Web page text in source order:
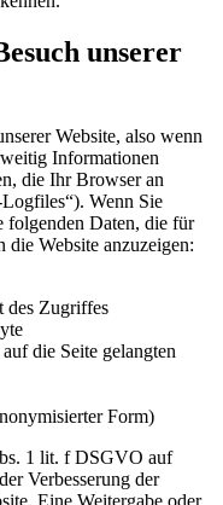
unserer
Website, also wenn
Informationen
die Ihr Browser an
Wenn Sie
folgenden Daten, die für
Website anzuzeigen:
des Zugriffes
die Seite gelangten
Form)
1 lit. f DSGVO auf
Verbesserung der
Eine Weitergabe oder